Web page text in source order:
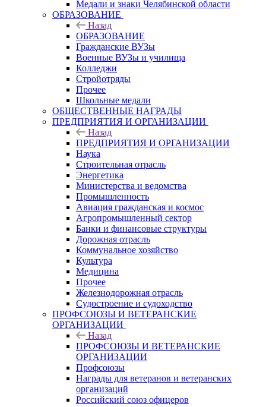
Медали и знаки Челябинской области
ОБРАЗОВАНИЕ
Назад
ОБРАЗОВАНИЕ
Гражданские ВУЗы
Военные ВУЗы и училища
Колледжи
Стройотряды
Прочее
Школьные медали
ОБЩЕСТВЕННЫЕ НАГРАДЫ
ПРЕДПРИЯТИЯ И ОРГАНИЗАЦИИ
Назад
ПРЕДПРИЯТИЯ И ОРГАНИЗАЦИИ
Наука
Строительная отрасль
Энергетика
Министерства и ведомства
Промышленность
Авиация гражданская и космос
Агропромышленный сектор
Банки и финансовые структуры
Дорожная отрасль
Коммунальное хозяйство
Культура
Медицина
Прочее
Железнодорожная отрасль
Судостроение и судоходство
ПРОФСОЮЗЫ И ВЕТЕРАНСКИЕ
ОРГАНИЗАЦИИ
Назад
ПРОФСОЮЗЫ И ВЕТЕРАНСКИЕ
ОРГАНИЗАЦИИ
Профсоюзы
Награды для ветеранов и ветеранских
организаций
Российский союз офицеров